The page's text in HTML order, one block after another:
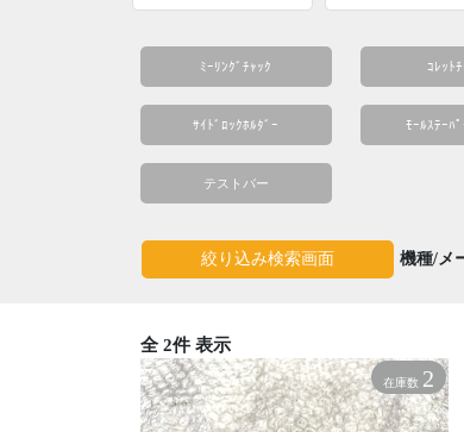
ﾐｰﾘﾝｸﾞﾁｬｯｸ ｺﾚｯﾄ
ｻｲﾄﾞﾛｯｸﾎﾙﾀﾞｰ ﾓｰﾙｽﾃｰﾊ
テストバー
絞り込み検索画面 機種/メ
全 2件 表示
在庫数 2